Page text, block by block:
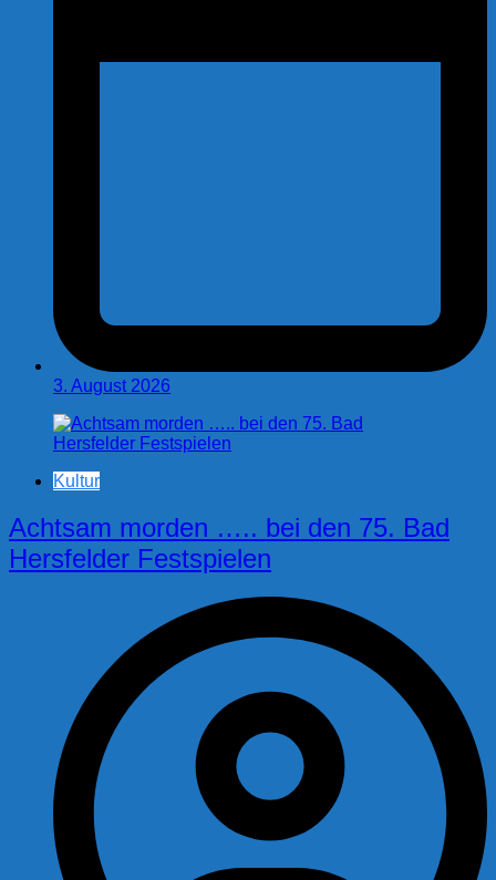
3. August 2026
Kultur
Achtsam morden ….. bei den 75. Bad
Hersfelder Festspielen